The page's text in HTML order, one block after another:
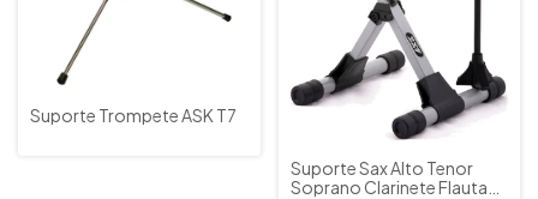
Suporte Trompete ASK T7
Suporte Sax Alto Tenor
Soprano Clarinete Flauta